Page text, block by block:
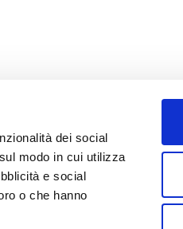
dei social
modo in cui utilizza
e social
o che hanno